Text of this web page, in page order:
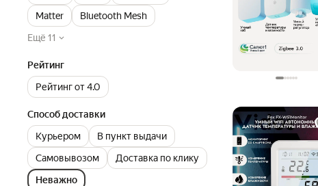
Matter
Bluetooth Mesh
Ещё 11
Рейтинг
Рейтинг от 4.0
Способ доставки
Курьером
В пункт выдачи
Самовывозом
Доставка по клику
Неважно